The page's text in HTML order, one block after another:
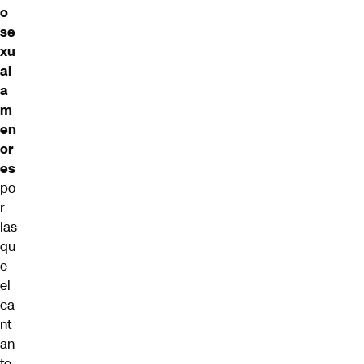
o
se
xu
al
a
m
en
or
es
po
r
las
qu
e
el
ca
nt
an